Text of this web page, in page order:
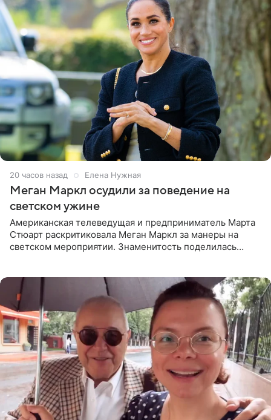
20 часов назад Елена Нужная
Меган Маркл осудили за поведение на
светском ужине
Американская телеведущая и предприниматель Марта
Стюарт раскритиковала Меган Маркл за манеры на
светском мероприятии. Знаменитость поделилась